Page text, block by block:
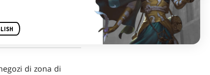
di zona di